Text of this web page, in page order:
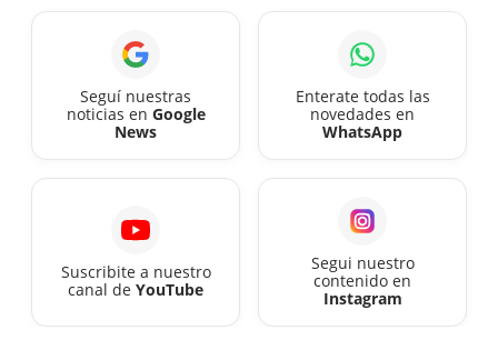
cuánto
cobrás
este
mes
Seguí nuestras
noticias en Google
News
Enterate todas las
novedades en
WhatsApp
Suscribite a nuestro
canal de YouTube
Segui nuestro
contenido en
Instagram